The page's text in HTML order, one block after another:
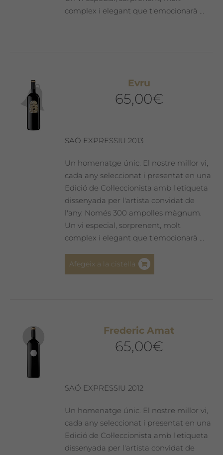
complex i elegant que t'emocionarà ...
Evru
65,00€
SAÓ EXPRESSIU 2013
Un homenatge únic. El nostre millor vi,
cada any seleccionat i presentat en una
Edició de Col·leccionista amb l'etiqueta
dissenyada per l'artista convidat de
l'any. Només 300 ampolles màgnum.
Un vi especial, sorprenent, molt
complex i elegant que t'emocionarà ...
Afegeix a la cistella
Frederic Amat
65,00€
SAÓ EXPRESSIU 2012
Un homenatge únic. El nostre millor vi,
cada any seleccionat i presentat en una
Edició de Col·leccionista amb l'etiqueta
dissenyada per l'artista convidat de